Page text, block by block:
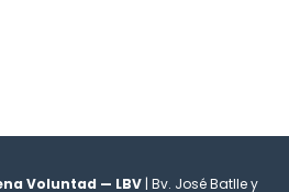
Voluntad — LBV | Bv. José Batlle y